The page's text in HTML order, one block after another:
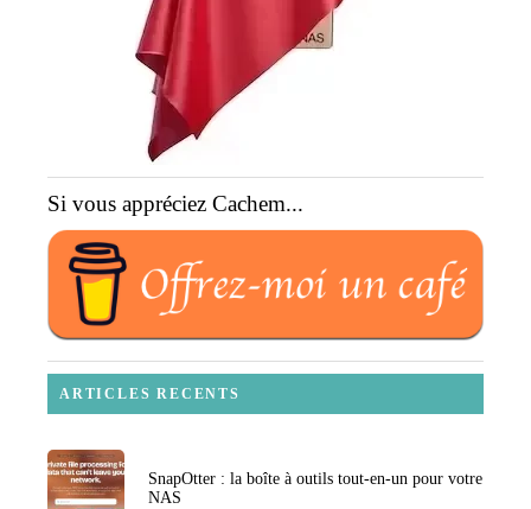
Si vous appréciez Cachem...
ARTICLES RECENTS
SnapOtter : la boîte à outils tout-en-un pour votre
NAS